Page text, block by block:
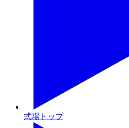
式場トップ